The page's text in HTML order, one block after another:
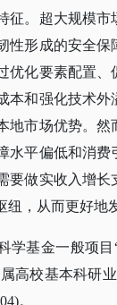
征。超大规模
性形成的安全
优化要素配置
本和强化技术
地市场优势。
水平偏低和消
要做实收入增
，从而更好地
学基金一般项目
属高校基本科研
。